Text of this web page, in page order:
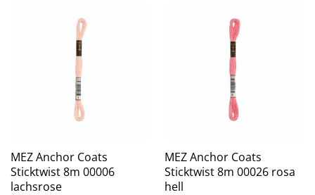
MEZ Anchor Coats
Sticktwist 8m 00006
lachsrose
MEZ Anchor Coats
Sticktwist 8m 00026 rosa
hell